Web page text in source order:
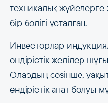
техникалық
бір бөлігі ұсталған.
Инвесторлар
өндірістік желілер
Олардың сөзінше,
өндірістік апат болуы